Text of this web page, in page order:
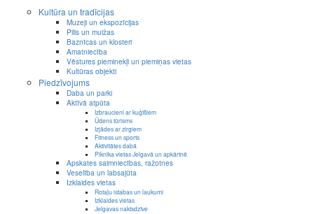
Kultūra un tradīcijas
Muzeji un ekspozīcijas
Pilis un muižas
Baznīcas un klosteri
Amatniecība
Vēstures pieminekļi un piemiņas vietas
Kultūras objekti
Piedzīvojums
Daba un parki
Aktīvā atpūta
Izbraucieni ar kuģīšiem
Ūdens tūrisms
Izjādes ar zirgiem
Fitness un sports
Aktivitātes dabā
Piknika vietas Jelgavā un apkārtnē
Apskates saimniecības, ražotnes
Veselība un labsajūta
Izklaides vietas
Rotaļu istabas un laukumi
Izklaides vietas
Jelgavas naktsdzīve